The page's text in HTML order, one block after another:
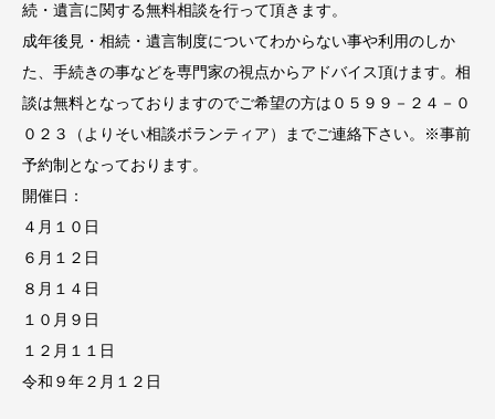
続・遺言に関する無料相談を行って頂きます。
成年後見・相続・遺言制度についてわからない事や利用のしか
た、手続きの事などを専門家の視点からアドバイス頂けます。相
談は無料となっておりますのでご希望の方は０５９９－２４－０
０２３（よりそい相談ボランティア）までご連絡下さい。※事前
予約制となっております。
開催日：
４月１０日
６月１２日
８月１４日
１０月９日
１２月１１日
令和９年２月１２日